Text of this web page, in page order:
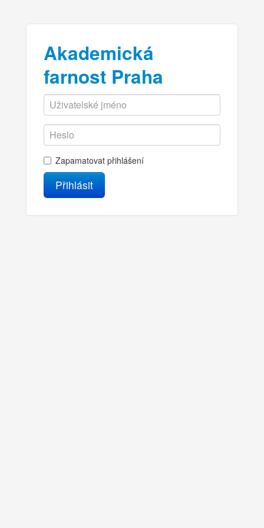
Akademická
farnost Praha
Zapamatovat přihlášení
Přihlásit